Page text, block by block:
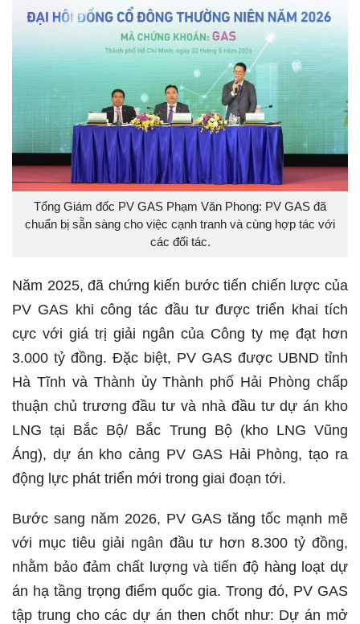
Tổng Giám đốc PV GAS Phạm Văn Phong: PV GAS đã
chuẩn bị sẵn sàng cho việc cạnh tranh và cùng hợp tác với
các đối tác.
Năm 2025, đã chứng kiến bước tiến chiến lược của
PV GAS khi công tác đầu tư được triển khai tích
cực với giá trị giải ngân của Công ty mẹ đạt hơn
3.000 tỷ đồng. Đặc biệt, PV GAS được UBND tỉnh
Hà Tĩnh và Thành ủy Thành phố Hải Phòng chấp
thuận chủ trương đầu tư và nhà đầu tư dự án kho
LNG tại Bắc Bộ/ Bắc Trung Bộ (kho LNG Vũng
Áng), dự án kho cảng PV GAS Hải Phòng, tạo ra
động lực phát triển mới trong giai đoạn tới.
Bước sang năm 2026, PV GAS tăng tốc mạnh mẽ
với mục tiêu giải ngân đầu tư hơn 8.300 tỷ đồng,
nhằm bảo đảm chất lượng và tiến độ hàng loạt dự
án hạ tầng trọng điểm quốc gia. Trong đó, PV GAS
tập trung cho các dự án then chốt như: Dự án mở